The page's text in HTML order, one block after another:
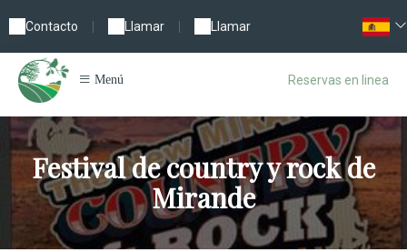
Contacto Llamar Llamar
Menú Reservas en linea
Festival de country y rock de
Mirande